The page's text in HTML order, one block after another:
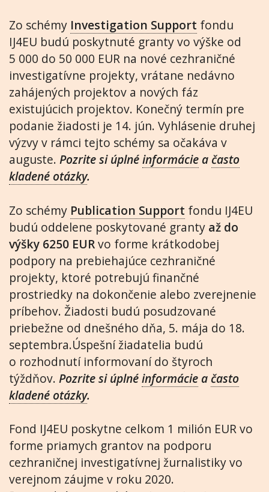
Zo schémy Investigation Support fondu
IJ4EU budú poskytnuté granty vo výške od
5 000 do 50 000 EUR na nové cezhraničné
investigatívne projekty, vrátane nedávno
zahájených projektov a nových fáz
existujúcich projektov. Konečný termín pre
podanie žiadosti je 14. jún. Vyhlásenie druhej
výzvy v rámci tejto schémy sa očakáva v
auguste. Pozrite si úplnéinformácie a často
kladené otázky.
Zo schémy Publication Support fondu IJ4EU
budú oddelene poskytované granty až do
výšky 6250 EURvo forme krátkodobej
podpory na prebiehajúce cezhraničné
projekty, ktoré potrebujú finančné
prostriedky na dokončenie alebo zverejnenie
príbehov. Žiadosti budú posudzované
priebežne od dnešného dňa, 5. mája do 18.
septembra.Úspešní žiadatelia budú
o rozhodnutí informovaní do štyroch
týždňov. Pozrite si úplnéinformácie a často
kladené otázky.
Fond IJ4EU poskytne celkom 1 milión EUR vo
forme priamych grantov na podporu
cezhraničnej investigatívnej žurnalistiky vo
verejnom záujme v roku 2020.